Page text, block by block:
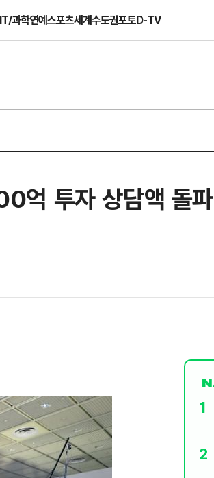
IT/과학연예스포츠세계수도권포토D-TV
억 투자 상담액 돌파
1
2